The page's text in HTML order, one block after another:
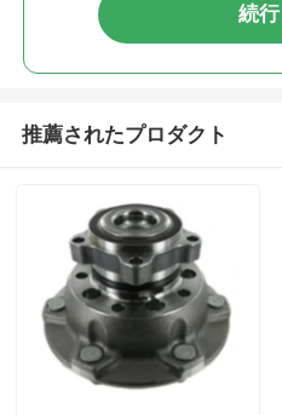
続行
推薦されたプロダクト